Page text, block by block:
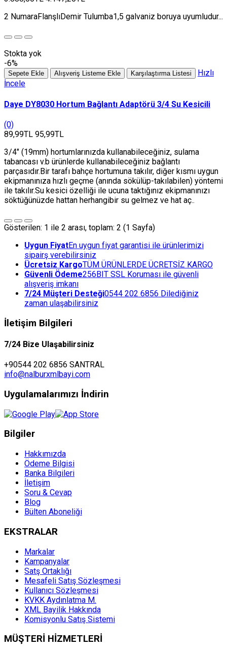
2 NumaraFlanşlıDemir Tulumba1,5 galvaniz boruya uyumludur...
Stokta yok
-6%
Sepete Ekle Alışveriş Listeme Ekle Karşılaştırma Listesi
Hızlı
İncele
Daye DY8030 Hortum Bağlantı Adaptörü 3/4 Su Kesicili
(0)
89,99TL 95,99TL
3/4" (19mm) hortumlarınızda kullanabileceğiniz, sulama
tabancası v.b ürünlerde kullanabileceğiniz bağlantı
parçasıdır.Bir tarafı bahçe hortumuna takılır, diğer kısmı uygun
ekipmanınıza hızlı geçme (anında sökülüp-takılabilen) yöntemi
ile takılır.Su kesici özelliği ile ucuna taktığınız ekipmanınızı
söktüğünüzde hattan herhangibir su gelmez ve hat aç..
Gösterilen: 1 ile 2 arası, toplam: 2 (1 Sayfa)
Uygun FiyatEn uygun fiyat garantisi ile ürünlerimizi
sipairş verebilirsiniz
Ücretsiz KargoTÜM ÜRÜNLERDE ÜCRETSİZ KARGO
Güvenli Ödeme256BIT SSL Koruması ile güvenli
alışveriş imkanı
7/24 Müşteri Desteği0544 202 6856 Dilediğiniz
zaman ulaşabilirsiniz
İletişim Bilgileri
7/24 Bize Ulaşabilirsiniz
+90544 202 6856 SANTRAL
info@nalburxmlbayi.com
Uygulamalarımızı İndirin
Bilgiler
Hakkımızda
Ödeme Bilgisi
Banka Bilgileri
İletişim
Soru & Cevap
Blog
Bülten Aboneliği
EKSTRALAR
Markalar
Kampanyalar
Satş Ortaklığı
Mesafeli Satış Sözleşmesi
Kullanıcı Sözleşmesi
KVKK Aydınlatma M.
XML Bayilik Hakkında
Komisyonlu Satış Sistemi
MÜŞTERİ HİZMETLERİ